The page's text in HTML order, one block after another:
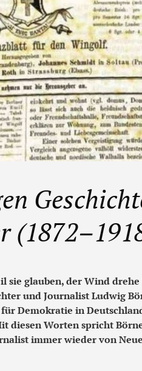
sie glauben, der Wind drehe
und Journalist Ludwig
Demokratie in
diesen Worten spricht
immer wieder von